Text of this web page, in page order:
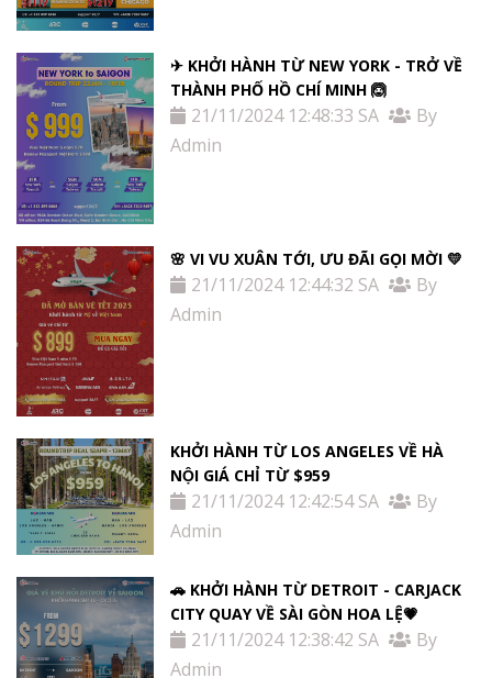
✈ KHỞI HÀNH TỪ NEW YORK - TRỞ VỀ
THÀNH PHỐ HỒ CHÍ MINH 🙆
21/11/2024 12:48:33 SA
By
Admin
🌸 VI VU XUÂN TỚI, ƯU ĐÃI GỌI MỜI 💛
21/11/2024 12:44:32 SA
By
Admin
KHỞI HÀNH TỪ LOS ANGELES VỀ HÀ
NỘI GIÁ CHỈ TỪ $959
21/11/2024 12:42:54 SA
By
Admin
🚗 KHỞI HÀNH TỪ DETROIT - CARJACK
CITY QUAY VỀ SÀI GÒN HOA LỆ💗
21/11/2024 12:38:42 SA
By
Admin